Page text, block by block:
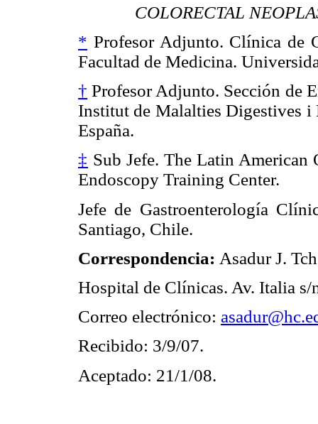
COLORECTAL
* Profesor Adjunto. Clínica de
Facultad de Medicina.
† Profesor Adjunto. Sección de
Institut de Malalties Digestives
España.
‡ Sub Jefe. The Latin
Endoscopy Training Center.
Jefe de Gastroenterología
Santiago, Chile.
Correspondencia: Asadur J.
Hospital de Clínicas. Av. Italia
Correo electrónico:
Recibido: 3/9/07.
Aceptado: 21/1/08.